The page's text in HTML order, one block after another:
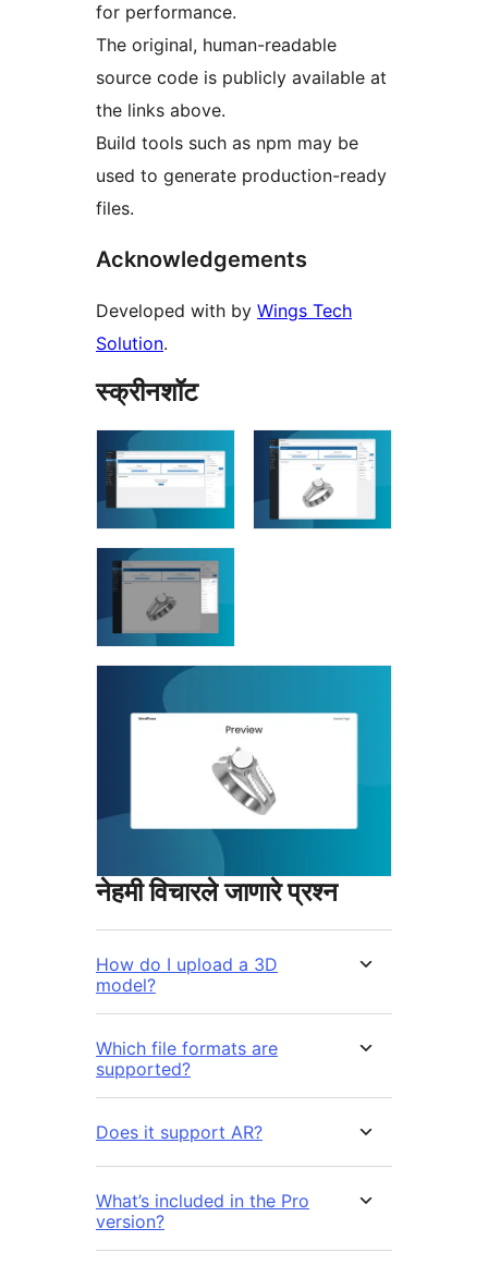
for performance.
The original, human-readable
source code is publicly available at
the links above.
Build tools such as npm may be
used to generate production-ready
files.
Acknowledgements
Developed with by Wings Tech
Solution.
स्क्रीनशॉट
नेहमी विचारले जाणारे प्रश्न
How do I upload a 3D
model?
Which file formats are
supported?
Does it support AR?
What’s included in the Pro
version?